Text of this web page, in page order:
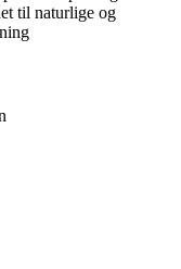
til naturlige og